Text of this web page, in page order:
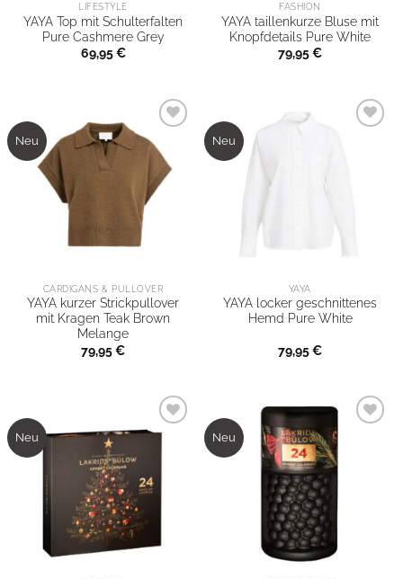
ausstrahlt.
Selbstverzehr und
als Geschenk.
Trau dich!
LIFESTYLE
YAYA Top mit Schulterfalten
Pure Cashmere Grey
69,95€
FASHION
YAYA taillenkurze Bluse mit
Knopfdetails Pure White
79,95€
Neu
CARDIGANS & PULLOVER
YAYA kurzer Strickpullover
mit Kragen Teak Brown
Melange
79,95€
Neu
YAYA
YAYA locker geschnittenes
Hemd Pure White
79,95€
Neu Neu